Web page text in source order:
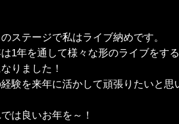
ステージで私はライブ納めです。
1年を通して様々な形のライブをす
りました！
験を来年に活かして頑張りたいと思
は良いお年を～！